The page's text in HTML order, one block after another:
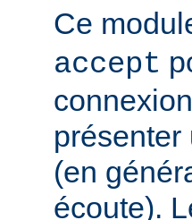
Ce
accept
présenter
(en
écoute).